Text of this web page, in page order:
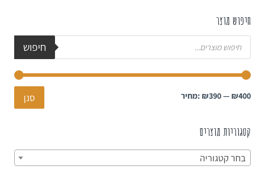
חיפוש מוצר
חיפוש
סנן מחיר: ₪390—₪400
קטגוריות מוצרים
בחר קטגוריה